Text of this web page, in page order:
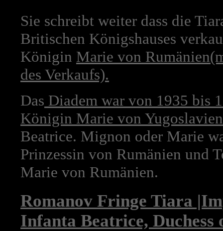
Sie schreibt weiter dass die
Britischen Königshauses
Königin Marie von
des Verkaufs).
Das Diadem war von 1935 bis
Königin Marie von Yugoslavien
Beatrice. Mignon oder Marie
Prinzessin von Rumänien und
Marie von Rumänien.
Romanov Fringe Tiara
Infanta Beatrice, Duchess